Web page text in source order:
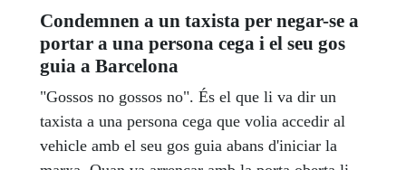
Condemnen a un taxista per negar-se a
portar a una persona cega i el seu gos
guia a Barcelona
"Gossos no gossos no". És el que li va dir un
taxista a una persona cega que volia accedir al
vehicle amb el seu gos guia abans d'iniciar la